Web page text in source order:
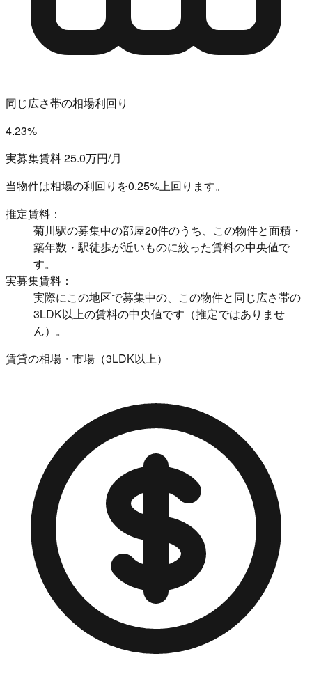
同じ広さ帯の相場利回り
4.23%
実募集賃料 25.0万円/月
当物件は相場の利回りを0.25%上回ります。
推定賃料：
菊川駅の募集中の部屋20件のうち、この物件と面積・
築年数・駅徒歩が近いものに絞った賃料の中央値で
す。
実募集賃料：
実際にこの地区で募集中の、この物件と同じ広さ帯の
3LDK以上の賃料の中央値です（推定ではありませ
ん）。
賃貸の相場・市場（3LDK以上）